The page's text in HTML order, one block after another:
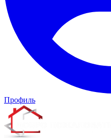
Профиль